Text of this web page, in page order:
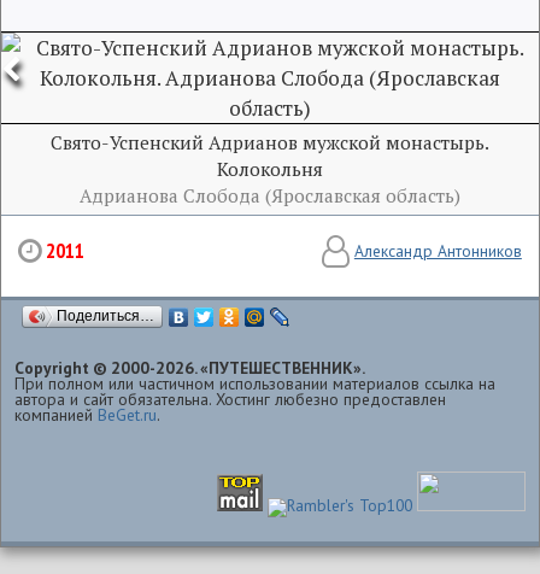
Свято-Успенский Адрианов мужской монастырь.
Колокольня
Адрианова Слобода (Ярославская область)
2011 Александр Антонников
Поделиться…
Copyright © 2000-2026. «ПУТЕШЕСТВЕННИК».
При полном или частичном использовании материалов ссылка на
автора и сайт обязательна. Хостинг любезно предоставлен
компанией BeGet.ru.